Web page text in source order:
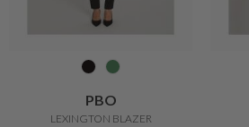
PBO
LEXINGTON BLAZER